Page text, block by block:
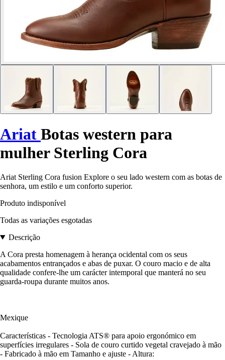
Ariat Botas western para
mulher Sterling Cora
Ariat Sterling Cora fusion Explore o seu lado western com as botas de
senhora, um estilo e um conforto superior.
Produto indisponível
Todas as variações esgotadas
Descrição
A Cora presta homenagem à herança ocidental com os seus
acabamentos entrançados e abas de puxar. O couro macio e de alta
qualidade confere-lhe um carácter intemporal que manterá no seu
guarda-roupa durante muitos anos.
Mexique
Características - Tecnologia ATS® para apoio ergonómico em
superfícies irregulares - Sola de couro curtido vegetal cravejado à mão
- Fabricado à mão em Tamanho e ajuste - Altura: